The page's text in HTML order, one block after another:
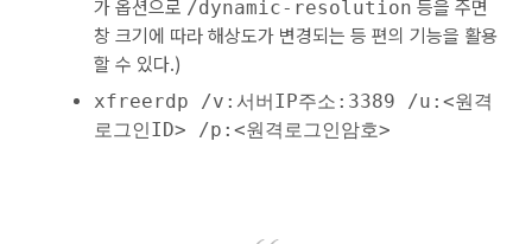
가 옵션으로 /dynamic-resolution 등을 주면
창 크기에 따라 해상도가 변경되는 등 편의 기능을 활용
할 수 있다.)
xfreerdp /v:서버IP주소:3389 /u:<원격
로그인ID> /p:<원격로그인암호>